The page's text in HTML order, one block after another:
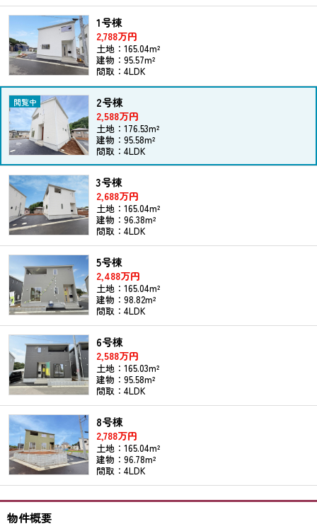
1号棟
2,788万円
土地：165.04m²
建物：95.57m²
間取：4LDK
2号棟
2,588万円
土地：176.53m²
建物：95.58m²
間取：4LDK
3号棟
2,688万円
土地：165.04m²
建物：96.38m²
間取：4LDK
5号棟
2,488万円
土地：165.04m²
建物：98.82m²
間取：4LDK
6号棟
2,588万円
土地：165.03m²
建物：95.58m²
間取：4LDK
8号棟
2,788万円
土地：165.04m²
建物：96.78m²
間取：4LDK
物件概要